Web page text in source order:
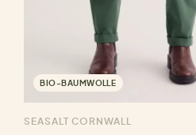
BIO-BAUMWOLLE
SEASALT CORNWALL